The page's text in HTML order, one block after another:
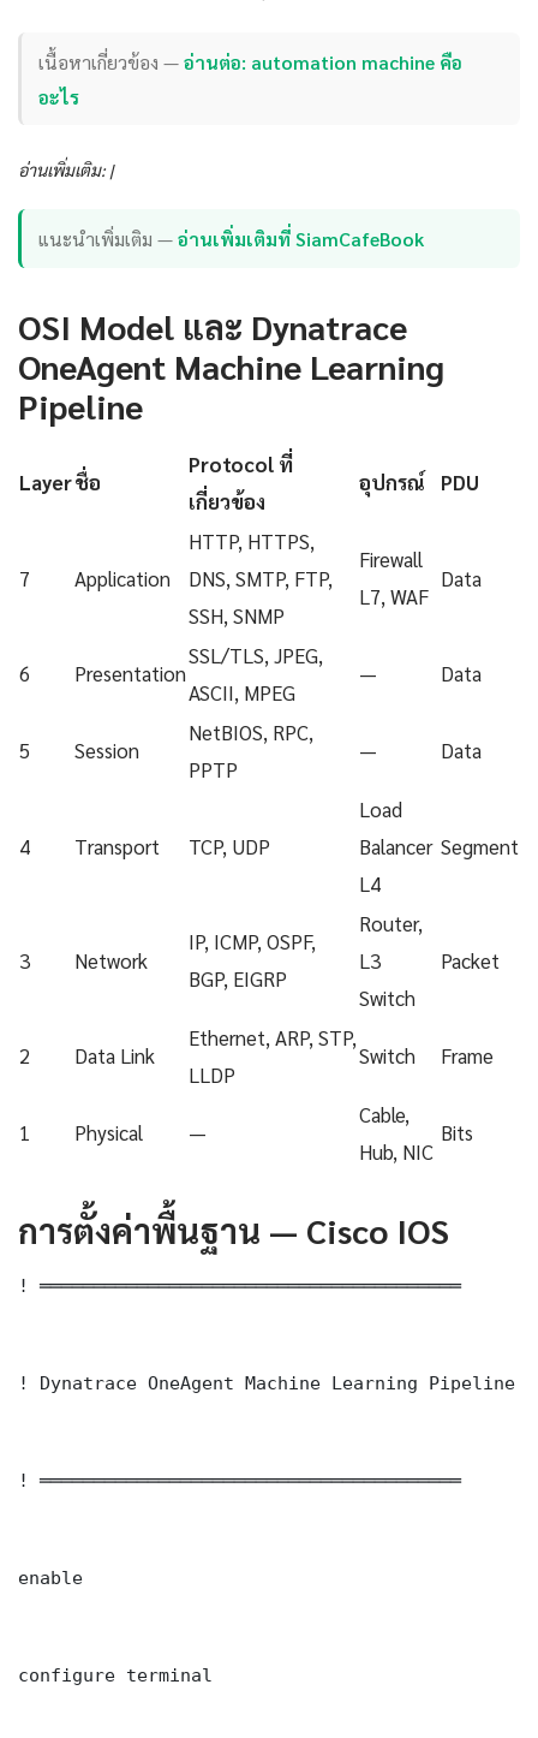
เนื้อหาเกี่ยวข้อง —อ่านต่อ: automation machine คือ
อะไร
อ่านเพิ่มเติม: |
แนะนำเพิ่มเติม —อ่านเพิ่มเติมที่ SiamCafeBook
OSI Model และ Dynatrace
OneAgent Machine Learning
Pipeline
Layerชื่อ
Protocol ที่
เกี่ยวข้อง
อุปกรณ์ PDU
7 Application
HTTP, HTTPS,
DNS, SMTP, FTP,
SSH, SNMP
Firewall
L7, WAF
Data
6 Presentation
SSL/TLS, JPEG,
ASCII, MPEG
— Data
5 Session
NetBIOS, RPC,
PPTP
— Data
4 Transport TCP, UDP
Load
Balancer
L4
Segment
3 Network
IP, ICMP, OSPF,
BGP, EIGRP
Router,
L3
Switch
Packet
2 Data Link
Ethernet, ARP, STP,
LLDP
Switch Frame
1 Physical —
Cable,
Hub, NIC
Bits
การตั้งค่าพื้นฐาน — Cisco IOS
! ═══════════════════════════════════════
! Dynatrace OneAgent Machine Learning
! ═══════════════════════════════════════
enable
configure terminal